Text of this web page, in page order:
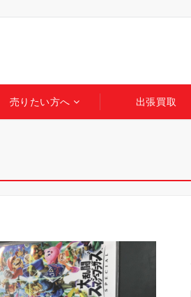
売りたい方へ 出張買取